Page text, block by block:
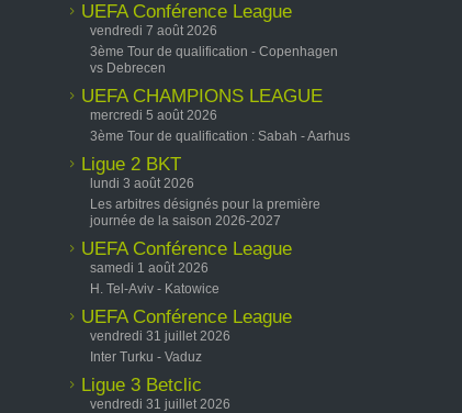
UEFA Conférence League
vendredi 7 août 2026
3ème Tour de qualification - Copenhagen
vs Debrecen
UEFA CHAMPIONS LEAGUE
mercredi 5 août 2026
3ème Tour de qualification : Sabah - Aarhus
Ligue 2 BKT
lundi 3 août 2026
Les arbitres désignés pour la première
journée de la saison 2026-2027
UEFA Conférence League
samedi 1 août 2026
H. Tel-Aviv - Katowice
UEFA Conférence League
vendredi 31 juillet 2026
Inter Turku - Vaduz
Ligue 3 Betclic
vendredi 31 juillet 2026